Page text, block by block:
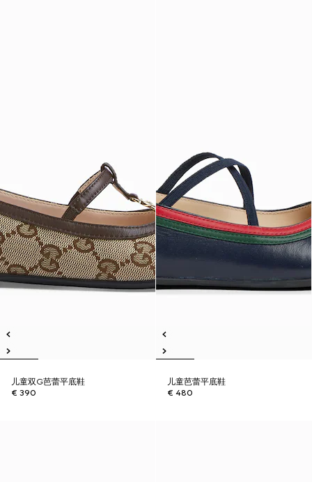
儿童双G芭蕾平底鞋
€ 390
儿童芭蕾平底鞋
€ 480